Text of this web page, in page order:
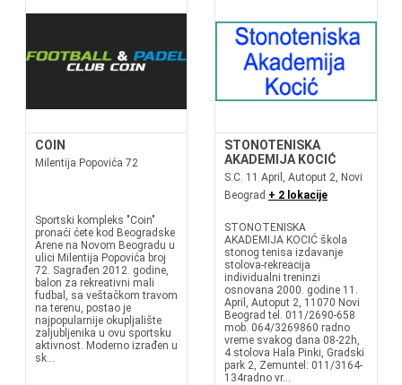
COIN
Milentija Popovića 72
Sportski kompleks "Coin"
pronaći ćete kod Beogradske
Arene na Novom Beogradu u
ulici Milentija Popovića broj
72. Sagrađen 2012. godine,
balon za rekreativni mali
fudbal, sa veštačkom travom
na terenu, postao je
najpopularnije okupljalište
zaljubljenika u ovu sportsku
aktivnost. Moderno izrađen u
sk...
STONOTENISKA
AKADEMIJA KOCIĆ
S.C. 11 April, Autoput 2, Novi
Beograd + 2 lokacije
STONOTENISKA
AKADEMIJA KOCIĆ škola
stonog tenisa izdavanje
stolova-rekreacija
individualni treninzi
osnovana 2000. godine 11.
April, Autoput 2, 11070 Novi
Beograd tel. 011/2690-658
mob. 064/3269860 radno
vreme svakog dana 08-22h,
4 stolova Hala Pinki, Gradski
park 2, Zemuntel: 011/3164-
134radno vr...